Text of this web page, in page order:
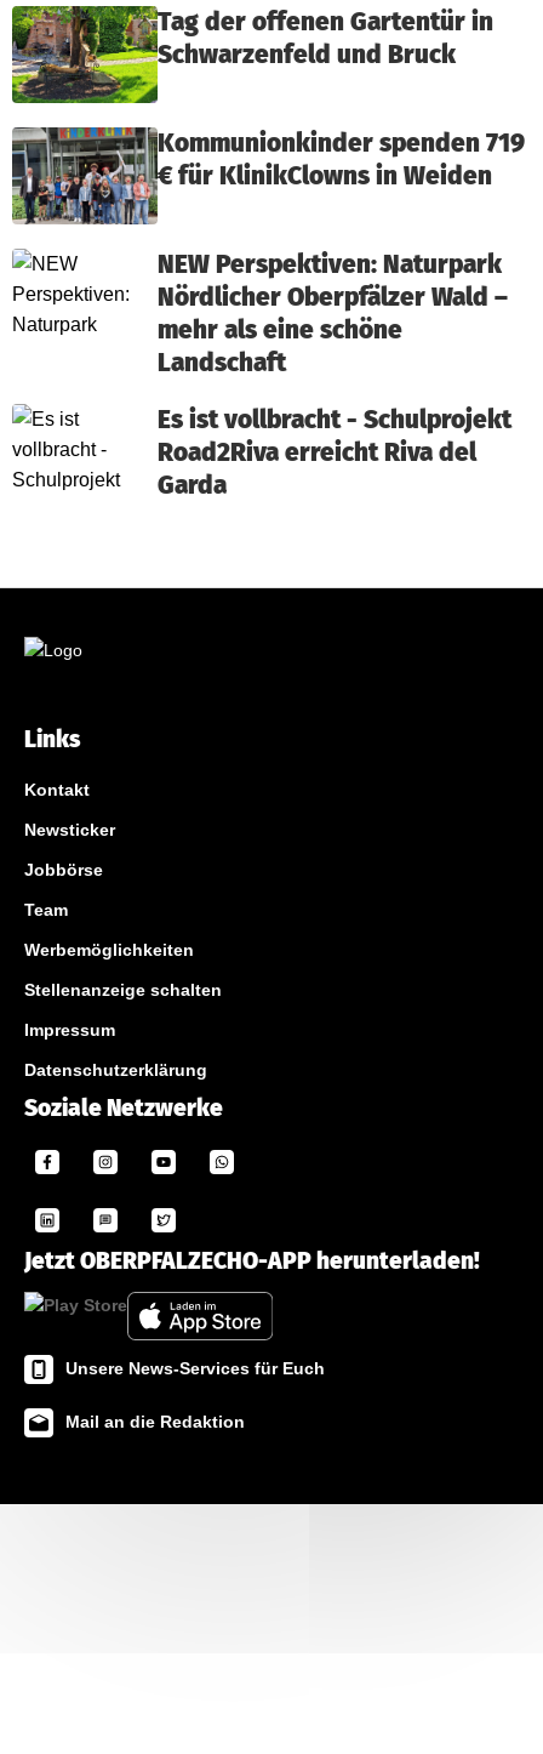
Tag der offenen Gartentür in
Schwarzenfeld und Bruck
Kommunionkinder spenden 719
€ für KlinikClowns in Weiden
NEW Perspektiven: Naturpark
Nördlicher Oberpfälzer Wald –
mehr als eine schöne
Landschaft
Es ist vollbracht - Schulprojekt
Road2Riva erreicht Riva del
Garda
Links
Kontakt
Newsticker
Jobbörse
Team
Werbemöglichkeiten
Stellenanzeige schalten
Impressum
Datenschutzerklärung
Soziale Netzwerke
Jetzt OBERPFALZECHO-APP herunterladen!
Unsere News-Services für Euch
Mail an die Redaktion